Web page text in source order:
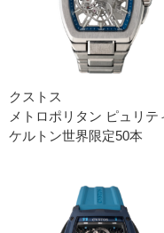
クストス
メトロポリタン ピュリテ
ケルトン世界限定50本